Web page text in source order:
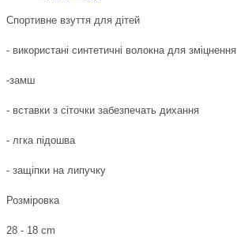
Спортивне взуття для дітей
- використані синтетичні волокна для зміцнення
-замш
- вставки з сіточки забезпечать дихання
- лгка підошва
- защіпки на липучку
Розміровка
28 - 18 cm